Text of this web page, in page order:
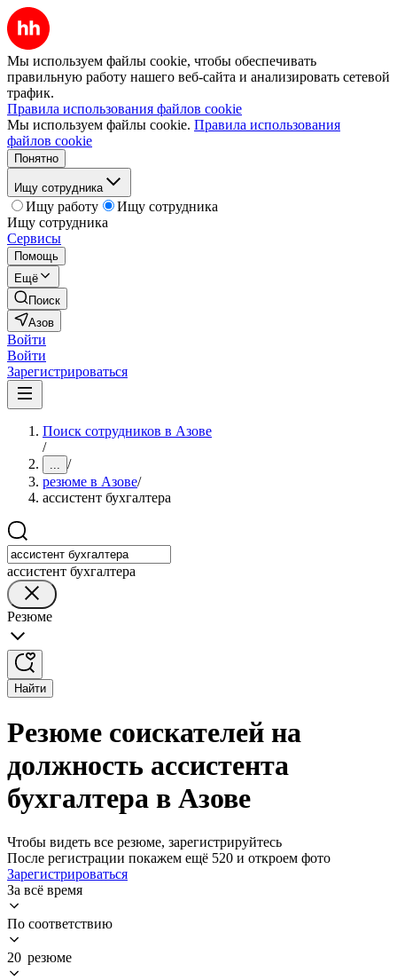
Мы используем файлы cookie, чтобы обеспечивать
правильную работу нашего веб-сайта и анализировать сетевой
трафик.
Правила использования файлов cookie
Мы используем файлы cookie. Правила использования
файлов cookie
Понятно
Ищу сотрудника
Ищу работу
Ищу сотрудника
Ищу сотрудника
Сервисы
Помощь
Ещё
Поиск
Азов
Войти
Войти
Зарегистрироваться
Поиск сотрудников в Азове
/
... /
резюме в Азове/
ассистент бухгалтера
ассистент бухгалтера
Резюме
Найти
Резюме соискателей на
должность ассистента
бухгалтера в Азове
Чтобы видеть все резюме, зарегистрируйтесь
После регистрации покажем ещё 520 и откроем фото
Зарегистрироваться
За всё время
По соответствию
20 резюме